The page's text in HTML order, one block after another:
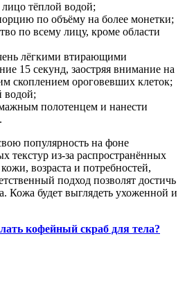
тёплой водой;
по объёму на более монетки;
по всему лицу, кроме области
лёгкими втирающими
15 секунд, заостряя внимание на
скоплением ороговевших клеток;
водой;
полотенцем и нанести
популярность на фоне
текстур из-за распространённых
возраста и потребностей,
подход позволят достичь
Кожа будет выглядеть ухоженной и
кофейный скраб для тела?